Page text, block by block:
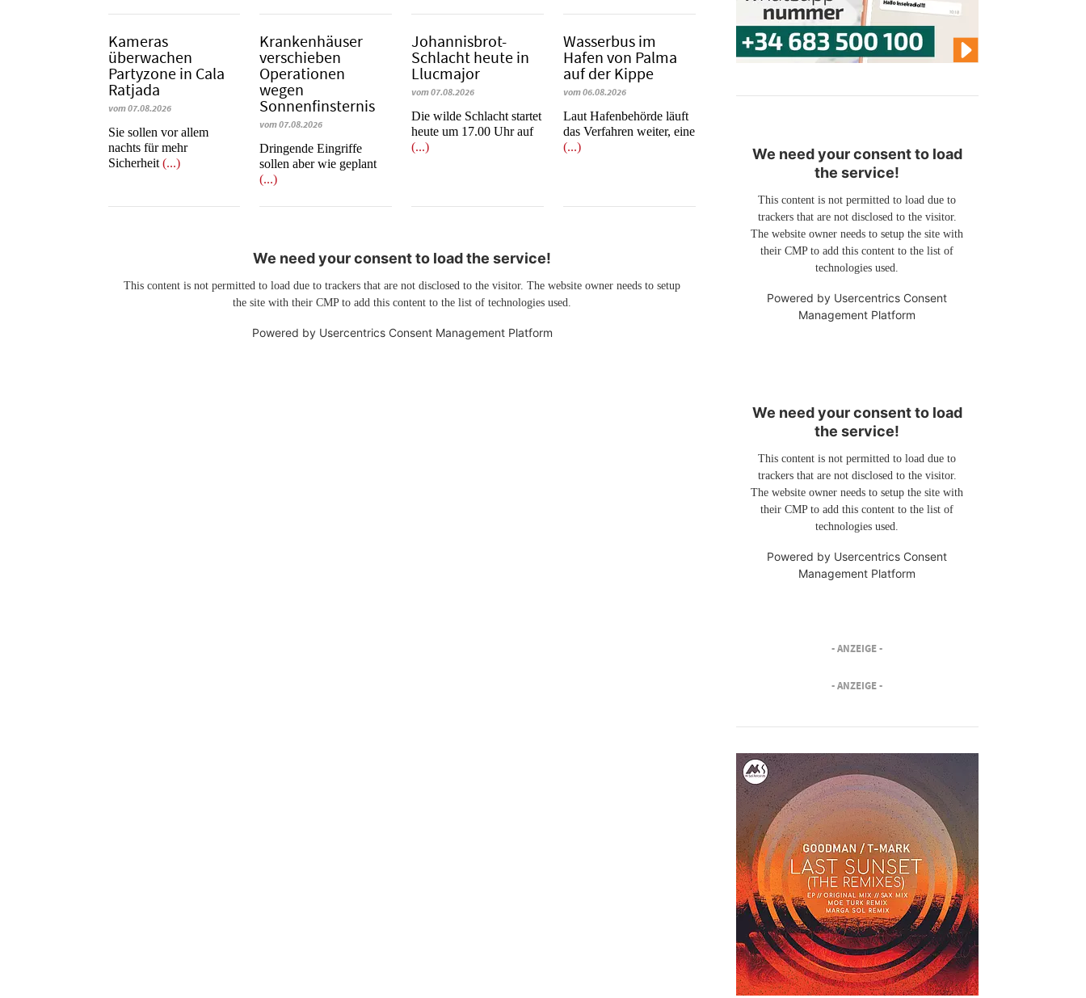
Kameras
überwachen
Partyzone in Cala
Ratjada
vom 07.08.2026
Sie sollen vor allem
nachts für mehr
Sicherheit (...)
Krankenhäuser
verschieben
Operationen
wegen
Sonnenfinsternis
vom 07.08.2026
Dringende Eingriffe
sollen aber wie geplant
(...)
Johannisbrot-
Schlacht heute in
Llucmajor
vom 07.08.2026
Die wilde Schlacht startet
heute um 17.00 Uhr auf
(...)
Wasserbus im
Hafen von Palma
auf der Kippe
vom 06.08.2026
Laut Hafenbehörde läuft
das Verfahren weiter, eine
(...)
We need your consent to load the service!
This content is not permitted to load due to trackers that are not disclosed to the visitor. The website owner needs to setup
the site with their CMP to add this content to the list of technologies used.
Powered by Usercentrics Consent Management Platform
We need your consent to load
the service!
This content is not permitted to load due to
trackers that are not disclosed to the visitor.
The website owner needs to setup the site with
their CMP to add this content to the list of
technologies used.
Powered by Usercentrics Consent
Management Platform
We need your consent to load
the service!
This content is not permitted to load due to
trackers that are not disclosed to the visitor.
The website owner needs to setup the site with
their CMP to add this content to the list of
technologies used.
Powered by Usercentrics Consent
Management Platform
- ANZEIGE -
- ANZEIGE -